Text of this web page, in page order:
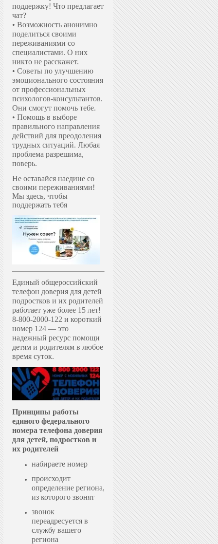
поддержку! Что предлагает
чат?
• Возможность анонимно
поделиться своими
переживаниями со
специалистами. О них
никто не расскажет.
• Советы по улучшению
эмоционального состояния
от профессиональных
психологов-консультантов.
Они смогут помочь тебе.
• Помощь в выборе
правильного направления
действий для преодоления
трудных ситуаций. Любая
проблема разрешима,
поверь.
Не оставайся наедине со
своими переживаниями!
Мы здесь, чтобы
поддержать тебя
Единый общероссийский
телефон доверия для детей
подростков и их родителей
работает уже более 15 лет!
8-800-2000-122 и короткий
номер 124 — это
надежный ресурс помощи
детям и родителям в любое
время суток.
Принципы работы
единого федерального
номера телефона доверия
для детей, подростков и
их родителей
набираете номер
происходит
определение региона,
из которого звонят
звонок
переадресуется в
службу вашего
региона